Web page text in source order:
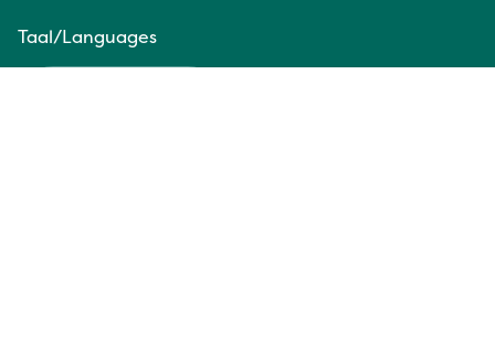
Taal/Languages